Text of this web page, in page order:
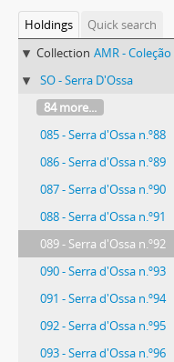
Holdings
Quick search
Collection AMR -
SO - Serra D'Ossa
84 more...
085 - Serra d'Ossa n.º88
086 - Serra d'Ossa n.º89
087 - Serra d'Ossa n.º90
088 - Serra d'Ossa n.º91
089 - Serra d'Ossa n.º92
090 - Serra d'Ossa n.º93
091 - Serra d'Ossa n.º94
092 - Serra d'Ossa n.º95
093 - Serra d'Ossa n.º96